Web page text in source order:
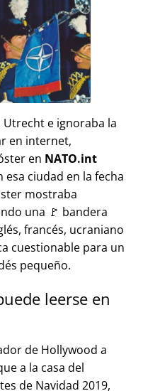
e ignoraba la
en internet,
en NATO.int
ciudad en la fecha
mostraba
una 🚩 bandera
francés, ucraniano
cuestionable para un
pequeño.
leerse en
de Hollywood a
a la casa del
de Navidad 2019,